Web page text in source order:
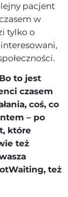
pacjent
w
tylko o
to jest
czasem
coś, co
– po
które
też
też